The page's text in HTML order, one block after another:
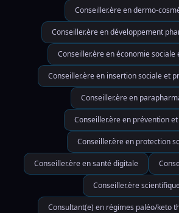
Conseiller.ère en dermo-
Conseiller.ère en développement
Conseiller.ère en économie sociale
Conseiller.ère en insertion sociale et
Conseiller.ère en
Conseiller.ère en prévention
Conseiller.ère en protection
Conseiller.ère en santé digitale
Conseiller.ère
Consultant(e) en régimes paléo/keto